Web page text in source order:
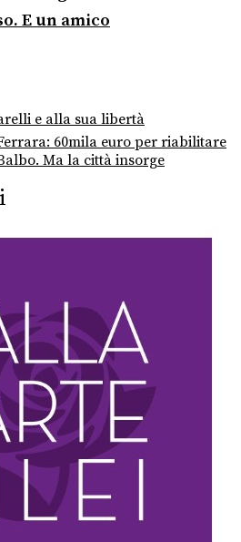
E un amico
e alla sua libertà
60mila euro per riabilitare
Ma la città insorge